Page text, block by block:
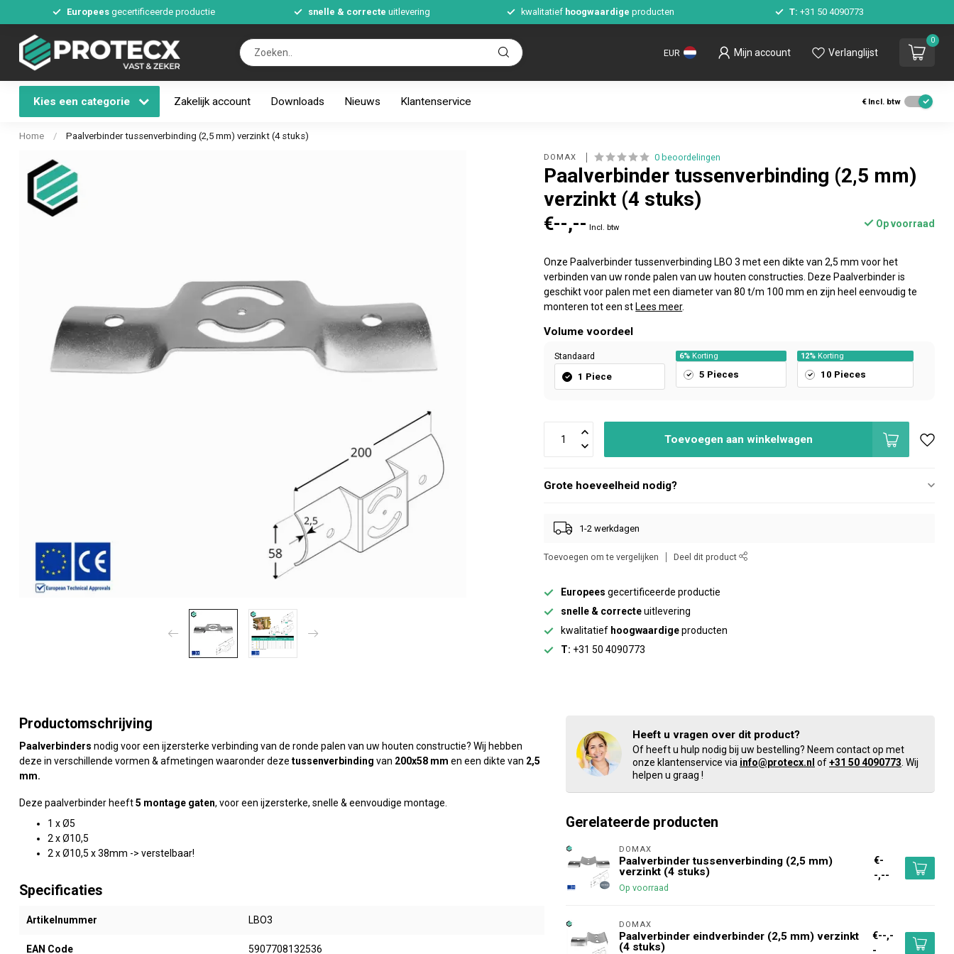
Europeesgecertificeerde productie snelle & correcte uitlevering kwalitatief hoogwaardige producten T: +31 50 4090773
EUR Mijn account Verlanglijst
0
Kies een categorie Zakelijk account Downloads Nieuws Klantenservice € Incl. btw
Home / Paalverbinder tussenverbinding (2,5 mm) verzinkt (4 stuks)
DOMAX 0 beoordelingen
Paalverbinder tussenverbinding (2,5 mm)
verzinkt (4 stuks)
€--,-- Incl. btw Op voorraad
Onze Paalverbinder tussenverbinding LBO 3 met een dikte van 2,5 mm voor het
verbinden van uw ronde palen van uw houten constructies. Deze Paalverbinder is
geschikt voor palen met een diameter van 80 t/m 100 mm en zijn heel eenvoudig te
monteren tot een st Lees meer.
Volume voordeel
Standaard
1 Piece
6% Korting
5 Pieces
12% Korting
10 Pieces
Toevoegen aan winkelwagen
Grote hoeveelheid nodig?
1-2 werkdagen
Toevoegen om te vergelijken Deel dit product
Europees gecertificeerde productie
snelle & correcteuitlevering
kwalitatief hoogwaardigeproducten
T: +31 50 4090773
Productomschrijving
Paalverbinders nodig voor een ijzersterke verbinding van de ronde palen van uw houten constructie? Wij hebben
deze in verschillende vormen & afmetingen waaronder deze tussenverbinding van 200x58 mm en een dikte van 2,5
mm.
Deze paalverbinder heeft5 montage gaten, voor een ijzersterke, snelle & eenvoudige montage.
1 x Ø5
2 x Ø10,5
2 x Ø10,5 x 38mm -> verstelbaar!
Specificaties
Artikelnummer LBO3
EAN Code 5907708132536
Heeft u vragen over dit product?
Of heeft u hulp nodig bij uw bestelling? Neem contact op met
onze klantenservice via info@protecx.nl of+31 50 4090773 . Wij
helpen u graag !
Gerelateerde producten
DOMAX
Paalverbinder tussenverbinding (2,5 mm)
verzinkt (4 stuks)
Op voorraad
€-
-,--
DOMAX
Paalverbinder eindverbinder (2,5 mm) verzinkt
(4 stuks)
€--,-
-